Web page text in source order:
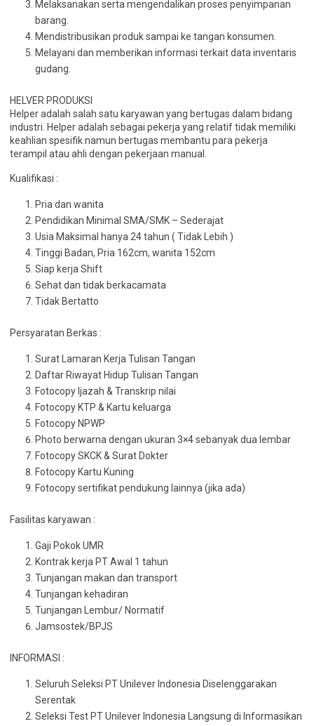
Melaksanakan serta mengendalikan proses penyimpanan
barang.
Mendistribusikan produk sampai ke tangan konsumen.
Melayani dan memberikan informasi terkait data inventaris
gudang.
HELVER PRODUKSI
Helper adalah salah satu karyawan yang bertugas dalam bidang
industri. Helper adalah sebagai pekerja yang relatif tidak memiliki
keahlian spesifik namun bertugas membantu para pekerja
terampil atau ahli dengan pekerjaan manual.
Kualifikasi :
Pria dan wanita
Pendidikan Minimal SMA/SMK – Sederajat
Usia Maksimal hanya 24 tahun ( Tidak Lebih )
Tinggi Badan, Pria 162cm, wanita 152cm
Siap kerja Shift
Sehat dan tidak berkacamata
Tidak Bertatto
Persyaratan Berkas :
Surat Lamaran Kerja Tulisan Tangan
Daftar Riwayat Hidup Tulisan Tangan
Fotocopy Ijazah & Transkrip nilai
Fotocopy KTP & Kartu keluarga
Fotocopy NPWP
Photo berwarna dengan ukuran 3×4 sebanyak dua lembar
Fotocopy SKCK & Surat Dokter
Fotocopy Kartu Kuning
Fotocopy sertifikat pendukung lainnya (jika ada)
Fasilitas karyawan :
Gaji Pokok UMR
Kontrak kerja PT Awal 1 tahun
Tunjangan makan dan transport
Tunjangan kehadiran
Tunjangan Lembur/ Normatif
Jamsostek/BPJS
INFORMASI :
Seluruh Seleksi PT Unilever Indonesia Diselenggarakan
Serentak
Seleksi Test PT Unilever Indonesia Langsung di Informasikan